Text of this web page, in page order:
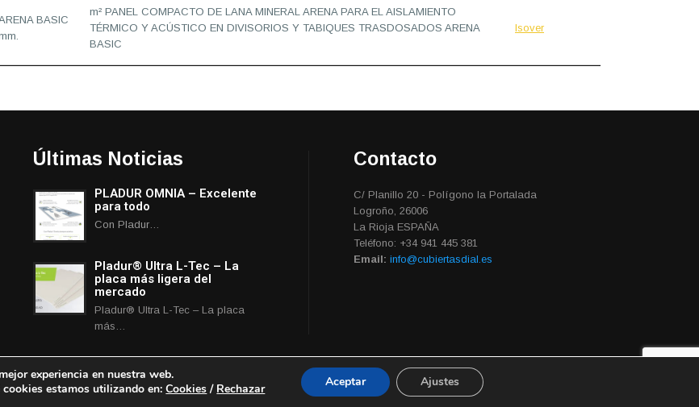
BASIC
m² PANEL COMPACTO DE LANA MINERAL ARENA PARA EL AISLAMIENTO
TÉRMICO Y ACÚSTICO EN DIVISORIOS Y TABIQUES TRASDOSADOS ARENA
BASIC
Isover
Últimas Noticias
PLADUR OMNIA – Excelente
para todo
Con Pladur…
Pladur® Ultra L-Tec – La
placa más ligera del
mercado
Pladur® Ultra L-Tec – La placa
más…
Contacto
C/ Planillo 20 - Polígono la Portalada
Logroño, 26006
La Rioja ESPAÑA
Teléfono: +34 941 445 381
Email: info@cubiertasdial.es
experiencia en nuestra web.
cookies estamos utilizando en:Cookies / Rechazar Aceptar Ajustes